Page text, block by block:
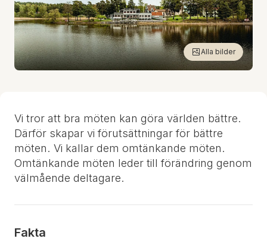
Alla bilder
Vi tror att bra möten kan göra världen bättre.
Därför skapar vi förutsättningar för bättre
möten. Vi kallar dem omtänkande möten.
Omtänkande möten leder till förändring genom
välmående deltagare.
Fakta